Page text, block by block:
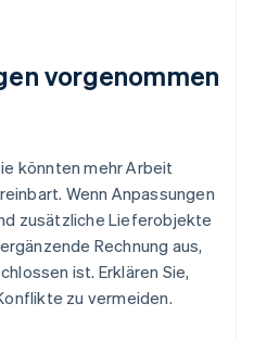
vorgenommen
könnten mehr Arbeit
Wenn Anpassungen
zusätzliche Lieferobjekte
Rechnung aus,
ist. Erklären Sie,
zu vermeiden.